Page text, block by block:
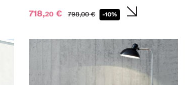
718,20€ 798,00€ -10%